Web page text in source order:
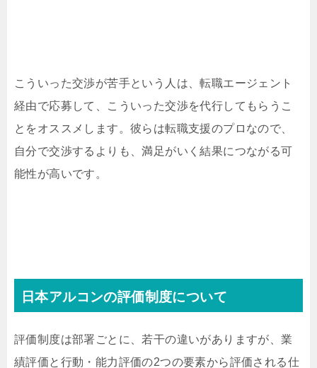
こういった交渉が苦手という人は、転職エージェント
経由で応募して、こういった交渉を代行してもらうこ
とをオススメします。彼らは転職支援のプロなので、
自分で交渉するよりも、満足がいく結果につながる可
能性が高いです。
日本アルコンの評価制度について
評価制度は部署ごとに、若干の違いがありますが、業
績評価と行動・能力評価の2つの要素から評価される仕